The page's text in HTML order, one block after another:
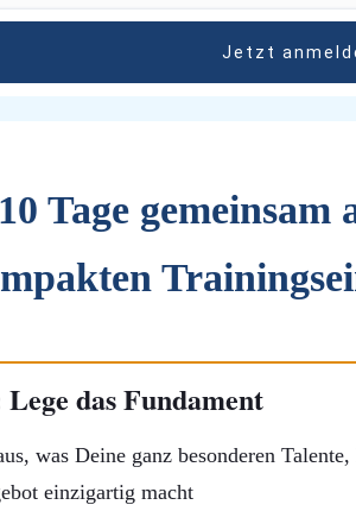
Jetzt
Tage gemeinsam
das Fundament
was Deine ganz besonderen
einzigartig macht